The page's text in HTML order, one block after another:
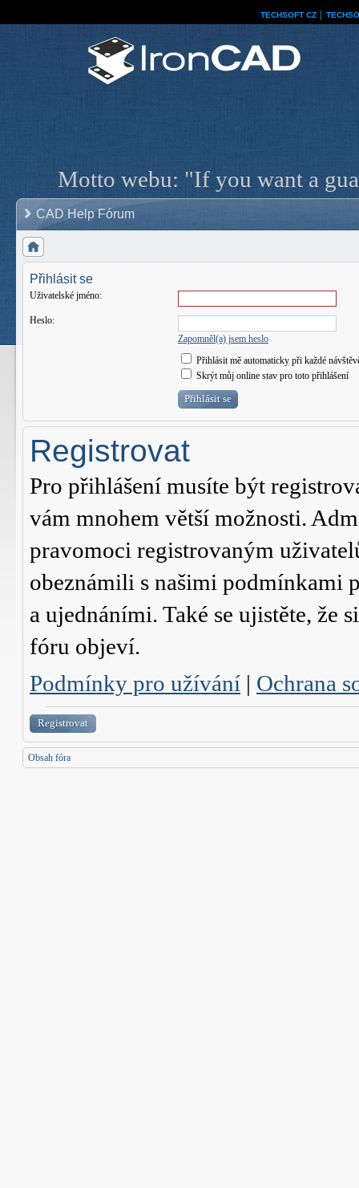
TECHSOFT CZ
Motto webu: "If you want a
CAD Help Fórum
Přihlásit se
Uživatelské jméno:
Heslo:
Zapomněl(a) jsem heslo
Přihlásit mě automaticky při každé
Skrýt můj online stav pro toto přihlášení
Registrovat
Pro přihlášení musíte být
vám mnohem větší možnosti.
pravomoci registrovaným
obeznámili s našimi podmínkami
a ujednáními. Také se ujistěte, že
fóru objeví.
Podmínky pro užívání | Ochrana
Registrovat
Obsah fóra